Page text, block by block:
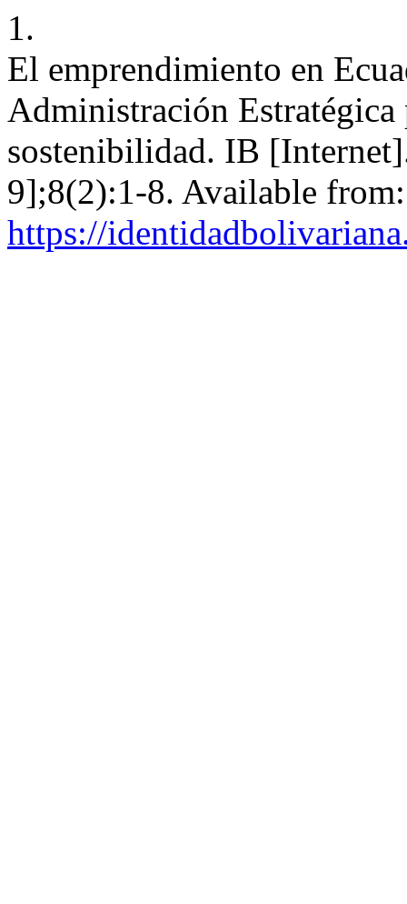
1.
El emprendimiento en
Administración
sostenibilidad. IB
9];8(2):1-8. Available from:
https://